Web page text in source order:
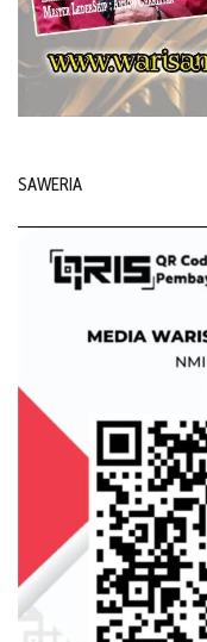
SAWERIA